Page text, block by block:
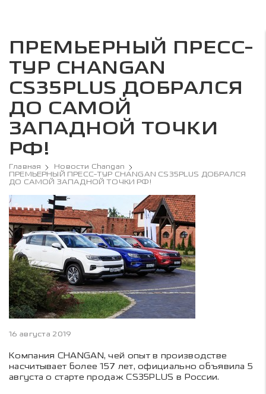
ПРЕМЬЕРНЫЙ ПРЕСС-
ТУР CHANGAN
CS35PLUS ДОБРАЛСЯ
ДО САМОЙ
ЗАПАДНОЙ ТОЧКИ
РФ!
Главная
Новости Changan
ПРЕМЬЕРНЫЙ ПРЕСС-ТУР CHANGAN CS35PLUS ДОБРАЛСЯ
ДО САМОЙ ЗАПАДНОЙ ТОЧКИ РФ!
16 августа 2019
Компания CHANGAN, чей опыт в производстве
насчитывает более 157 лет, официально объявила 5
августа о старте продаж CS35PLUS в России.